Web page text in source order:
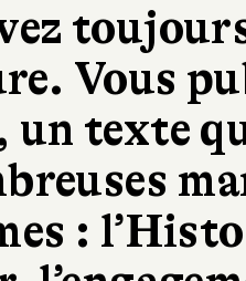
Vous
un texte
: